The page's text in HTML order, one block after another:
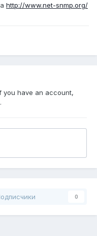
http://www.net-snmp.org/
you have an account,
0